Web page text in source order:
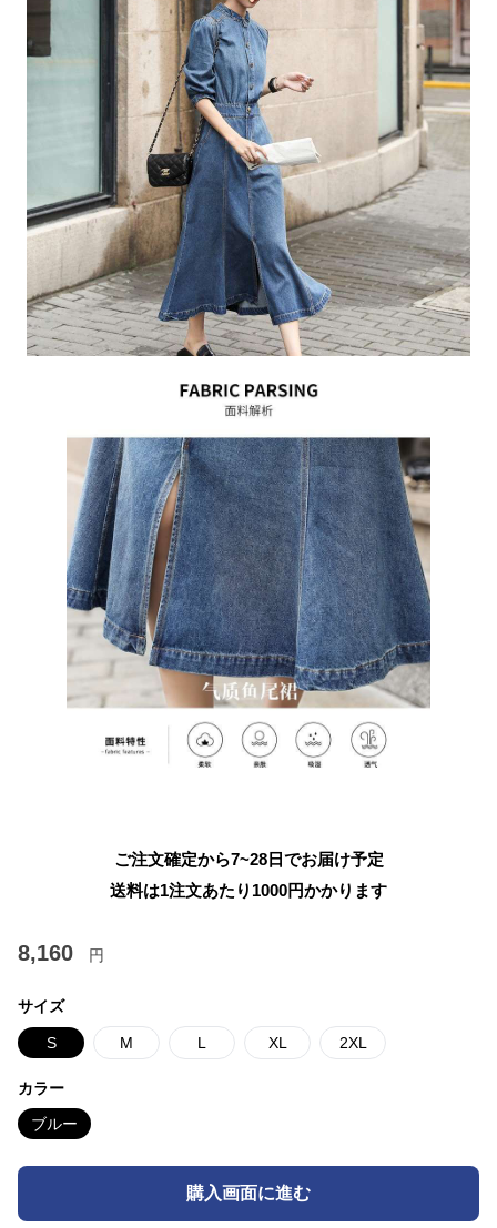
ご注文確定から7~28日でお届け予定
送料は1注文あたり 1000円かかります
8,160 円
サイズ
S M L XL 2XL
カラー
ブルー
購入画面に進む